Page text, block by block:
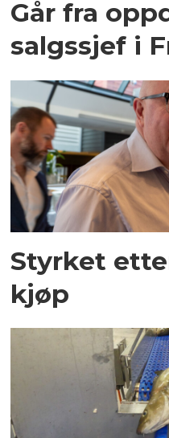
Går fra
salgssjef i
Styrket
kjøp